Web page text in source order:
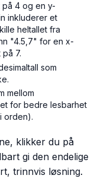
på 4 og en y-
inkluderer et
heltallet fra
"4.5,7" for en x-
7.
som
mellom
for bedre lesbarhet
orden).
klikker du på
gi den endelige
trinnvis løsning.